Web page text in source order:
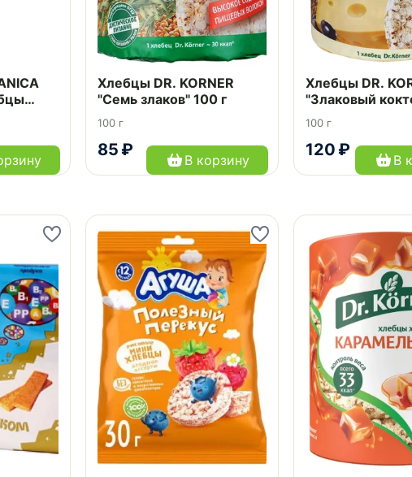
85 ₽
Хлебцы DR. KORNER
"Семь злаков" 100 г
100 г
В корзину
120 ₽
Хлебцы DR.
"Злаковый
сырный 100 г
100 г
В